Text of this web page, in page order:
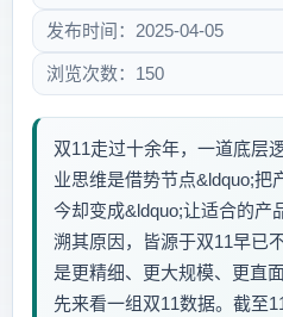
发布时间：2025-04-05
浏览次数：150
双11走过十余年，一道底层
业思维是借势节点&ldquo;把
今却变成&ldquo;让适合的产
溯其原因，皆源于双11早已
是更精细、更大规模、更直
先来看一组双11数据。截至